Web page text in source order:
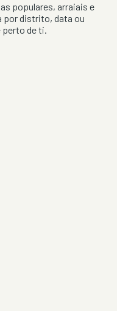
populares, arraiais e
por distrito, data ou
perto de ti.